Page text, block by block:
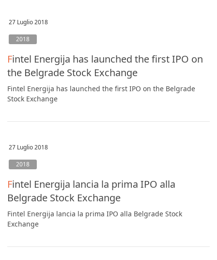
27 Luglio 2018
2018
Fintel Energija has launched the first IPO on
the Belgrade Stock Exchange
Fintel Energija has launched the first IPO on the Belgrade
Stock Exchange
27 Luglio 2018
2018
Fintel Energija lancia la prima IPO alla
Belgrade Stock Exchange
Fintel Energija lancia la prima IPO alla Belgrade Stock
Exchange